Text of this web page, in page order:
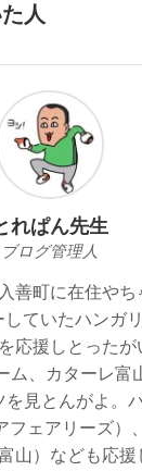
人
れぱん先生
ブログ管理人
善町に在住やち
ていたハンガ
応援しとったが
ム、カターレ富
を見とんがよ。
フェアリーズ）
山）なども応援